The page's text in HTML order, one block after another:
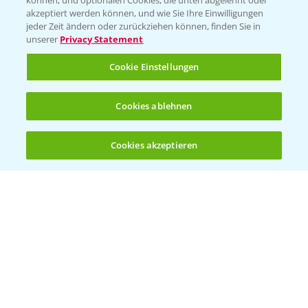
(noch 4)
T.+49 (0)174 346 564 1
KONTAKT
Hilfe in Notfällen
+49 (0)214/30-20220
akzeptiert werden können, und wie Sie Ihre Einwilligungen
jeder Zeit ändern oder zurückziehen können, finden Sie in
unserer Privacy Statement
Cookie Einstellungen
Cookies ablehnen
Cookies akzeptieren